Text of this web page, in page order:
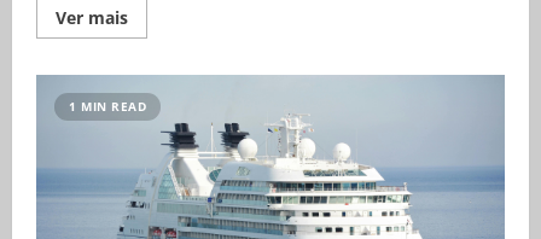
Ver mais
1 MIN READ